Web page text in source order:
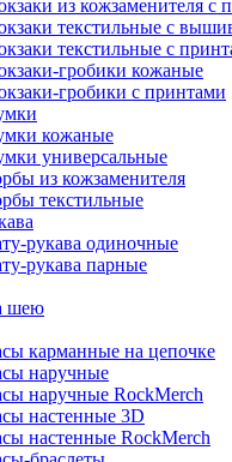
из кожзаменителя с
текстильные с
текстильные с
гробики кожаные
гробики с принтами
кожаные
универсальные
из кожзаменителя
текстильные
рукава одиночные
рукава парные
шею
карманные на цепочке
наручные
наручные RockMerch
настенные 3D
настенные RockMerch